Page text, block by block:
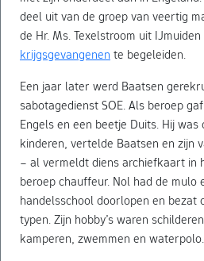
deel uit van de groep van veertig
de Hr. Ms. Texelstroom uit
krijgsgevangenen te begeleiden.
Een jaar later werd Baatsen
sabotagedienst SOE. Als beroep
Engels en een beetje Duits. Hij
kinderen, vertelde Baatsen en zijn
– al vermeldt diens archiefkaart in
beroep chauffeur. Nol had de mulo
handelsschool doorlopen en bezat
typen. Zijn hobby’s waren
kamperen, zwemmen en waterpolo.